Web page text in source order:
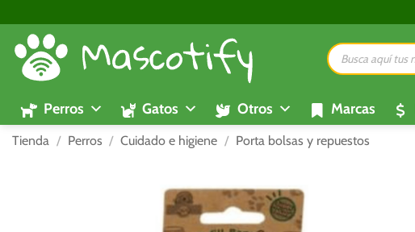
al
contenido
Búsqueda
de
productos
Perros Gatos Otros Marcas
Tienda / Perros / Cuidado e higiene / Porta bolsas y repuestos